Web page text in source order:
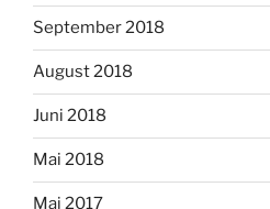
September 2018
August 2018
Juni 2018
Mai 2018
Mai 2017